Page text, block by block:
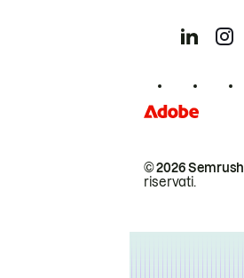
© 2026
riservati.